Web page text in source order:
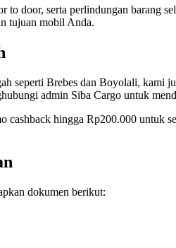
door, serta perlindungan barang
tujuan mobil Anda.
seperti Brebes dan Boyolali, kami
admin Siba Cargo untuk
cashback hingga Rp200.000
dokumen berikut: